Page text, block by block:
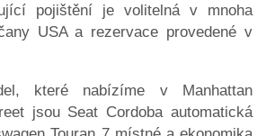
pojištění je volitelná v mnoha
USA a rezervace provedené v
které nabízíme v Manhattan
jsou Seat Cordoba automatická